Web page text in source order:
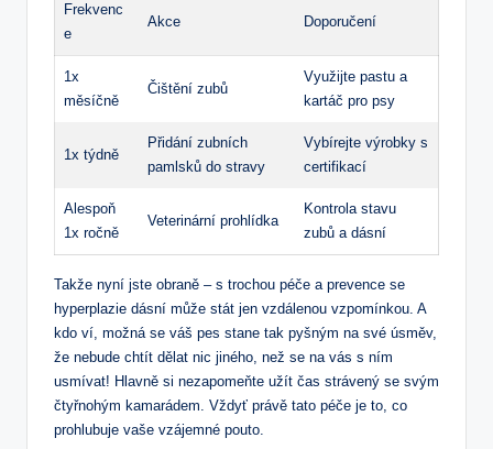
Frekvenc
e
Akce Doporučení
1x
měsíčně
Čištění zubů
Využijte pastu a
kartáč pro psy
1x týdně
Přidání zubních
pamlsků do stravy
Vybírejte výrobky s
certifikací
Alespoň
1x ročně
Veterinární prohlídka
Kontrola stavu
zubů a dásní
Takže nyní jste obraně – s trochou péče a prevence se
hyperplazie dásní může stát jen vzdálenou vzpomínkou. A
kdo ví, možná se váš pes stane tak pyšným na své úsměv,
že nebude chtít dělat nic jiného, než se na vás s ním
usmívat! Hlavně si nezapomeňte užít čas strávený se svým
čtyřnohým kamarádem. Vždyť právě tato péče je to, co
prohlubuje vaše vzájemné pouto.